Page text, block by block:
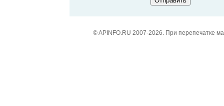
© APINFO.RU 2007-2026. При перепечатке